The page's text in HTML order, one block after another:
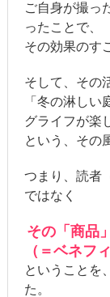
ご自身が撮っ
ったことで、
その効果のす
そして、その
「冬の淋し
グライフが楽
という、その
つまり、読者
ではなく
その「商品
（＝ベネフ
ということを
た。